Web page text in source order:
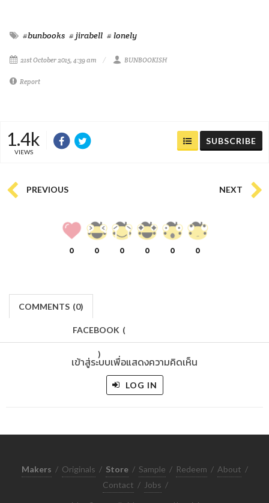
#bunbooks # jirabell # lonely
21st October 2015, 4:39 am BUNBOOKISH
Report
1.4k
VIEWS
SUBSCRIBE
PREVIOUS NEXT
0 0 0 0 0 0
COMMENTS (0)
FACEBOOK (
)
เข้าสู่ระบบเพื่อแสดงความคิดเห็น
LOG IN
Makers / Originals / Store / Sample / Redeem / About /
Contact / Jobs /